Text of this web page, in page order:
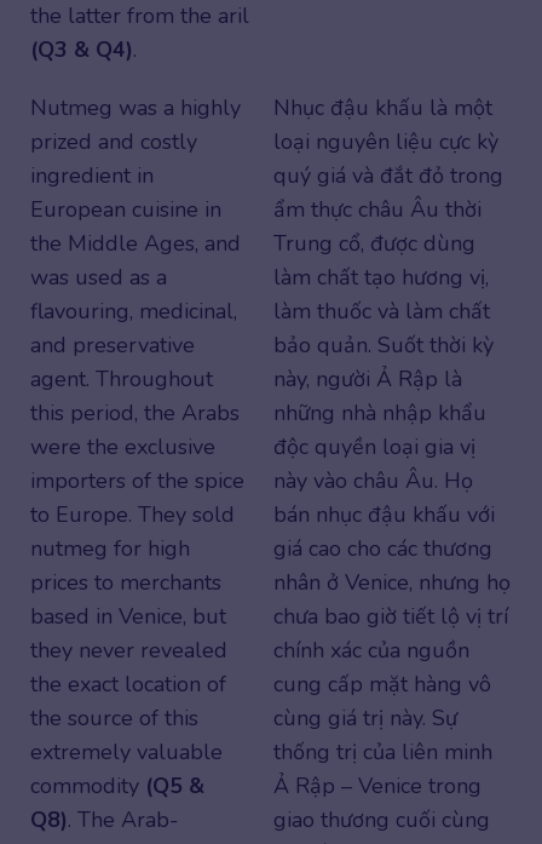
the latter from the aril
(Q3 & Q4).
Nutmeg was a highly
prized and costly
ingredient in
European cuisine in
the Middle Ages, and
was used as a
flavouring, medicinal,
and preservative
agent. Throughout
this period, the Arabs
were the exclusive
importers of the spice
to Europe. They sold
nutmeg for high
prices to merchants
based in Venice, but
they never revealed
the exact location of
the source of this
extremely valuable
commodity (Q5 &
Q8). The Arab-
Nhục đậu khấu là một
loại nguyên liệu cực kỳ
quý giá và đắt đỏ trong
ẩm thực châu Âu thời
Trung cổ, được dùng
làm chất tạo hương vị,
làm thuốc và làm chất
bảo quản. Suốt thời kỳ
này, người Ả Rập là
những nhà nhập khẩu
độc quyền loại gia vị
này vào châu Âu. Họ
bán nhục đậu khấu với
giá cao cho các thương
nhân ở Venice, nhưng họ
chưa bao giờ tiết lộ vị trí
chính xác của nguồn
cung cấp mặt hàng vô
cùng giá trị này. Sự
thống trị của liên minh
Ả Rập – Venice trong
giao thương cuối cùng